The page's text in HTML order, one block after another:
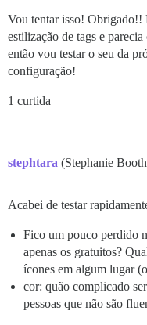
Vou tentar isso! Obrigado!!
estilização de tags e
então vou testar o seu da
configuração!
1 curtida
stephtara (Stephanie
Acabei de testar
Fico um pouco perdido
apenas os gratuitos?
ícones em algum lugar
cor: quão complicado
pessoas que não são